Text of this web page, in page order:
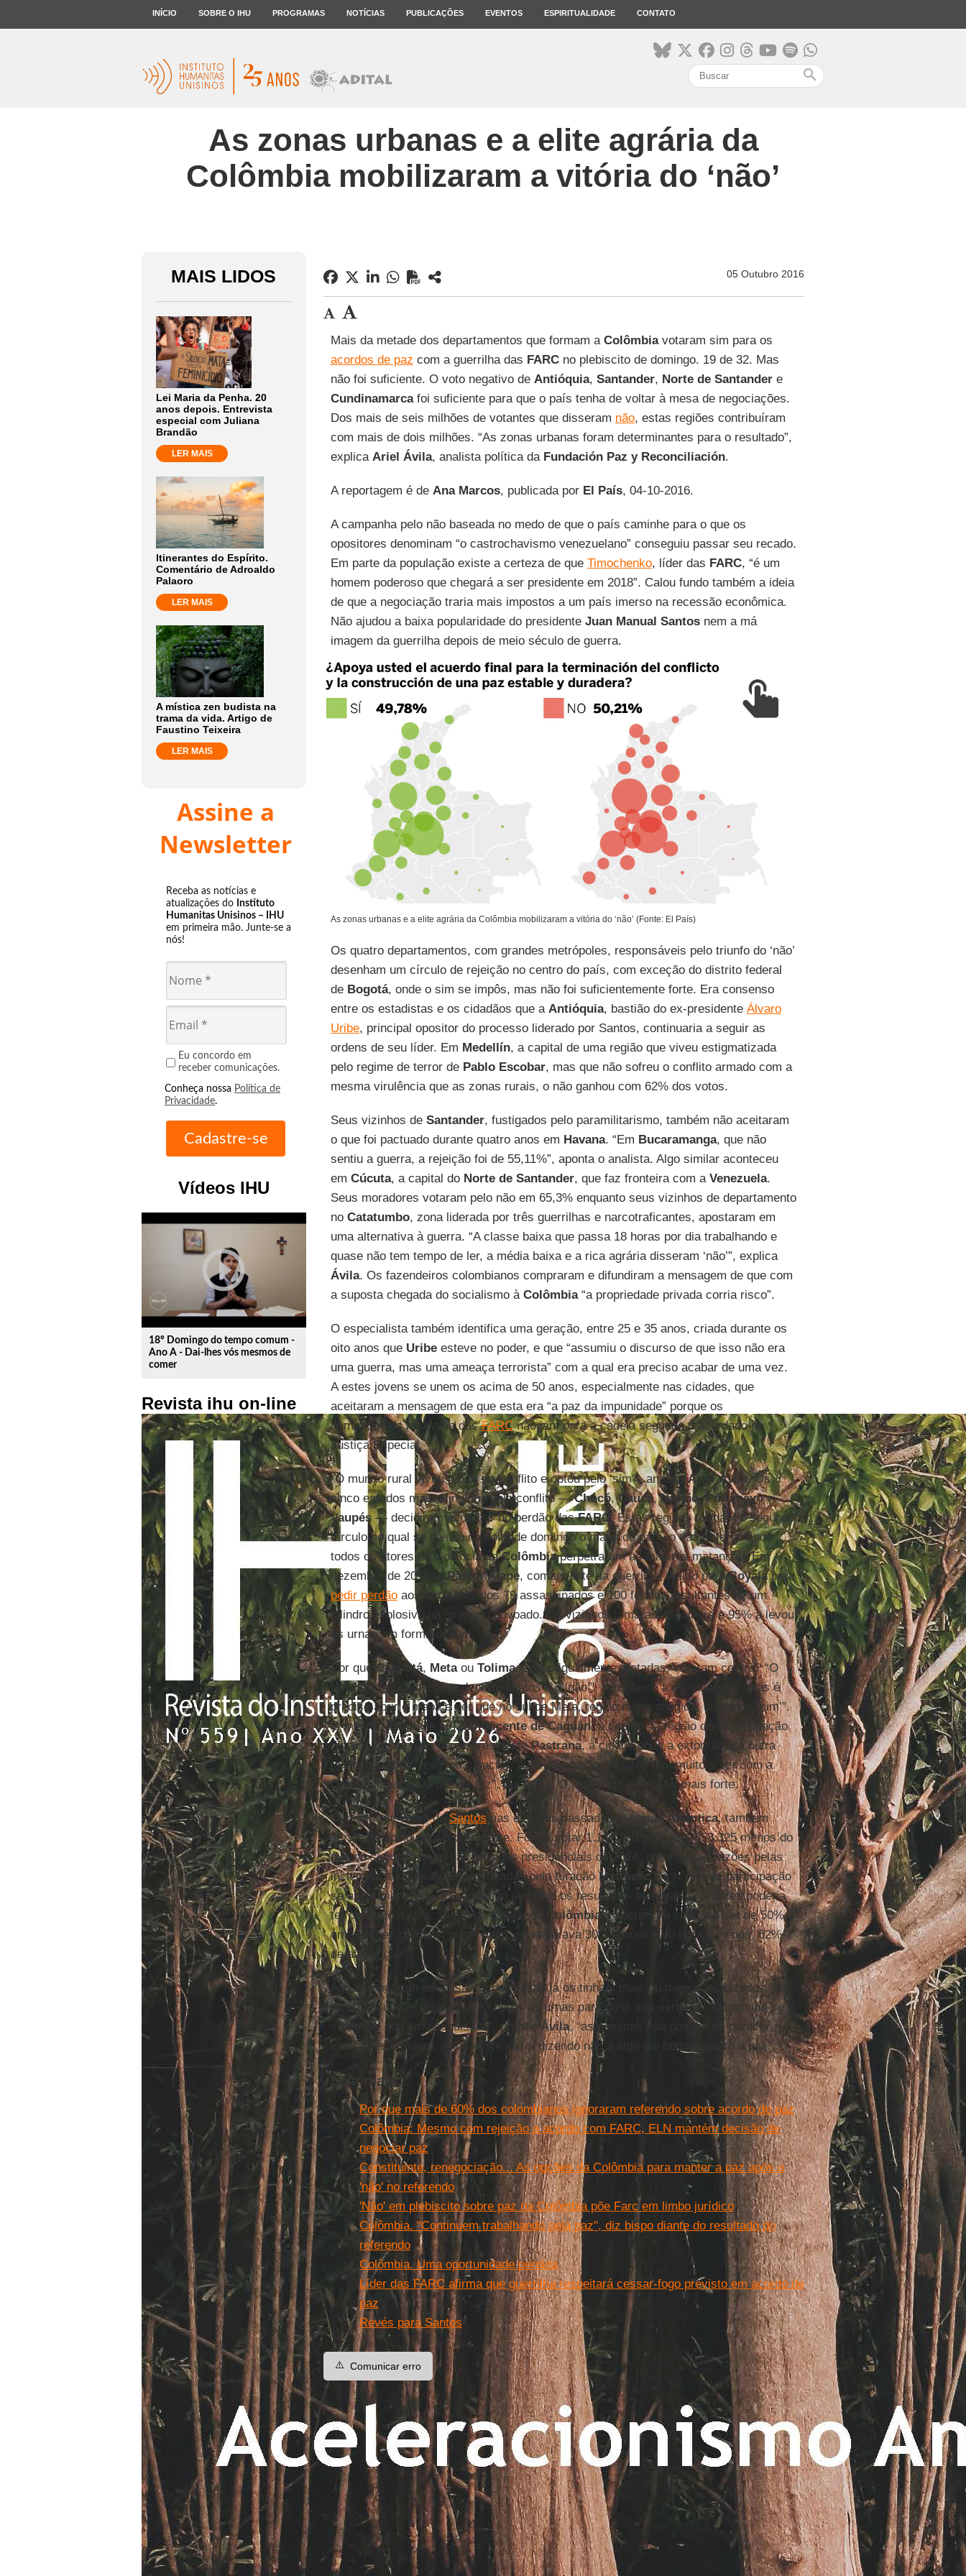
INÍCIO SOBRE O IHU PROGRAMAS NOTÍCIAS PUBLICAÇÕES EVENTOS ESPIRITUALIDADE CONTATO
search
As zonas urbanas e a elite agrária da
Colômbia mobilizaram a vitória do ‘não’
MAIS LIDOS
Lei Maria da Penha. 20
anos depois. Entrevista
especial com Juliana
Brandão
LER MAIS
Itinerantes do Espírito.
Comentário de Adroaldo
Palaoro
LER MAIS
A mística zen budista na
trama da vida. Artigo de
Faustino Teixeira
LER MAIS
Assine a
Newsletter
Receba as notícias e
atualizações do Instituto
Humanitas Unisinos – IHU
em primeira mão. Junte-se a
nós!
Eu concordo em
receber comunicações.
Conheça nossa Política de
Privacidade.
Vídeos IHU
play_circle_outline
18º Domingo do tempo comum -
Ano A - Dai-lhes vós mesmos de
comer
Revista ihu on-line
05 Outubro 2016
Mais da metade dos departamentos que formam a Colômbiavotaram sim para os
acordos de paz com a guerrilha das FARCno plebiscito de domingo. 19 de 32. Mas
não foi suficiente. O voto negativo de Antióquia, Santander, Norte de Santandere
Cundinamarcafoi suficiente para que o país tenha de voltar à mesa de negociações.
Dos mais de seis milhões de votantes que disseram não, estas regiões contribuíram
com mais de dois milhões. “As zonas urbanas foram determinantes para o resultado”,
explica Ariel Ávila, analista política da Fundación Paz y Reconciliación.
A reportagem é de Ana Marcos, publicada por El País, 04-10-2016.
A campanha pelo não baseada no medo de que o país caminhe para o que os
opositores denominam “o castrochavismo venezuelano” conseguiu passar seu recado.
Em parte da população existe a certeza de que Timochenko, líder das FARC, “é um
homem poderoso que chegará a ser presidente em 2018”. Calou fundo também a ideia
de que a negociação traria mais impostos a um país imerso na recessão econômica.
Não ajudou a baixa popularidade do presidente Juan Manual Santosnem a má
imagem da guerrilha depois de meio século de guerra.
As zonas urbanas e a elite agrária da Colômbia mobilizaram a vitória do ‘não’ (Fonte: El País)
Os quatro departamentos, com grandes metrópoles, responsáveis pelo triunfo do ‘não’
desenham um círculo de rejeição no centro do país, com exceção do distrito federal
de Bogotá, onde o sim se impôs, mas não foi suficientemente forte. Era consenso
entre os estadistas e os cidadãos que a Antióquia, bastião do ex-presidente Álvaro
Uribe, principal opositor do processo liderado por Santos, continuaria a seguir as
ordens de seu líder. Em Medellín, a capital de uma região que viveu estigmatizada
pelo regime de terror de Pablo Escobar, mas que não sofreu o conflito armado com a
mesma virulência que as zonas rurais, o não ganhou com 62% dos votos.
Seus vizinhos de Santander, fustigados pelo paramilitarismo, também não aceitaram
o que foi pactuado durante quatro anos em Havana. “Em Bucaramanga, que não
sentiu a guerra, a rejeição foi de 55,11%”, aponta o analista. Algo similar aconteceu
em Cúcuta, a capital do Norte de Santander, que faz fronteira com a Venezuela.
Seus moradores votaram pelo não em 65,3% enquanto seus vizinhos de departamento
no Catatumbo, zona liderada por três guerrilhas e narcotraficantes, apostaram em
uma alternativa à guerra. “A classe baixa que passa 18 horas por dia trabalhando e
quase não tem tempo de ler, a média baixa e a rica agrária disseram ‘não’”, explica
Ávila. Os fazendeiros colombianos compraram e difundiram a mensagem de que com
a suposta chegada do socialismo à Colômbia“a propriedade privada corria risco”.
O especialista também identifica uma geração, entre 25 e 35 anos, criada durante os
oito anos que Uribeesteve no poder, e que “assumiu o discurso de que isso não era
uma guerra, mas uma ameaça terrorista” com a qual era preciso acabar de uma vez.
A estes jovens se unem os acima de 50 anos, especialmente nas cidades, que
aceitaram a mensagem de que esta era “a paz da impunidade” porque os
comandantes máximos dasFARCnão iam para a cadeia segundo o acordado na
Justiça Especial.
“O mundo rural viveu o pior do conflito e optou pelo ‘sim’”, analisaAriel Ávila. Os
cinco estados mais atingidos pelo conflito —Chocó,Cauca,Nariño,Putumayoe
Vaupés— decidiram acreditar no perdão dasFARC . Estas regiões formam o segundo
círculo no qual se dividiu na noite de domingo o mapa do país, o da periferia, onde
todos os atores da violência naColômbiaperpetraram as maiores matanças. Em
dezembro de 2015, oPastor Alape, comandante da guerrilha, viajou paraBoyajápara
pedir perdãoaos familiares dos 79 assassinados e 100 feridos resultantes de um
cilindro explosivo na igreja do povoado. Os vizinhos tomaram a palavra e 95% a levou
às urnas em forma de sim.
Por queCaquetá, Metaou Tolima, zonas igualmente afetadas, votaram contra? “O
resultado global nesses departamentos é o ‘não’”, reconhece a especialista, “mas é
preciso abrir o mapa e ver que no sul de Meta, região muito atingida, disseram ‘sim’”.
O mesmo acontece emSan Vicente de Caguán, a capital da região de desocupação
durante os acordos do ex-presidentePastrana, a cidade onde a extorsão era outra
forma de rotina, aprovou o pacto. “A divisão nestes lugares tem muito a ver com a
campanha emotiva que se fez”, dizÁvila . O rancor da guerra foi mais forte.
O celeiro de votos deSantosnas eleições passadas, a regiãoAtlântica, também
serviu de apoio para o presidente. Foram votar 1.147.250 pessoas, 858.325 menos do
que no segundo turno das eleições presidenciais de 2014, entre outras razões pelas
inclemências climáticas provocadas pelo furacãoMatthew. Os níveis de participação
se aproximaram de 30%, quando segundo os resultados eleitorais anteriores poderia
ter chegado a 60%. “Além da chuva, na
Colômbiaa abstenção costuma ser de 50%
em eleições normais; neste caso, se esperava 30% a mais e no fim foi menos, 62%
de abstenção”.
Aos que ficaram em casa, as pesquisas já os tinham mais ou menos localizados. Os
do não oculto esperaram até chegar às urnas para dizer sua verdade. “Denomina-se a
síndrome do bem pesquisado”, propõeÁvila, “as pessoas não gostam de parecer
ignorantes e menos ainda neste caso, dizendo não a algo tão bonito quanto a paz”.
Leia mais...
Por que mais de 60% dos colombianos ignoraram referendo sobre acordo de paz
Colômbia: Mesmo com rejeição a acordo com FARC, ELN mantém decisão de
negociar paz
Constituinte, renegociação... As opções da Colômbia para manter a paz após o
'não' no referendo
'Não' em plebiscito sobre paz na Colômbia põe Farc em limbo jurídico
Colômbia. "Continuem trabalhando pela paz", diz bispo diante do resultado do
referendo
Colômbia. Uma oportunidade perdida
Líder das FARC afirma que guerrilha respeitará cessar-fogo previsto em acordo de
paz
Revés para Santos
⚠️ Comunicar erro